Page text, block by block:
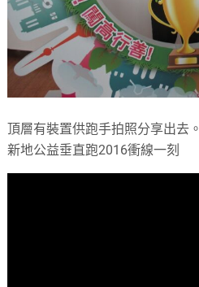
頂層有裝置供跑手拍照分享出去。
新地公益垂直跑2016衝線一刻